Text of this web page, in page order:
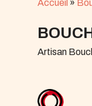
Accueil »
Artisan